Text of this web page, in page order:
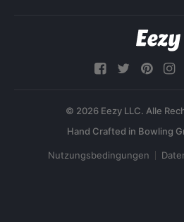
© 2026 Eezy LLC. Alle
Nutzungsbedingungen